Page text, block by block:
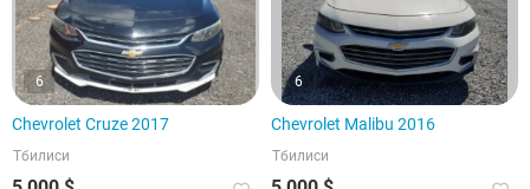
6
Chevrolet Cruze 2017
Тбилиси
6
Chevrolet Malibu 2016
Тбилиси